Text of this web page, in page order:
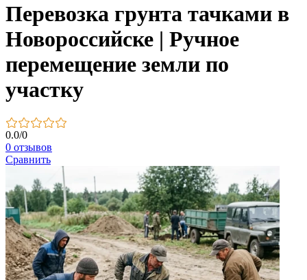
Перевозка грунта тачками в
Новороссийске | Ручное
перемещение земли по
участку
0.0/0
0 отзывов
Сравнить